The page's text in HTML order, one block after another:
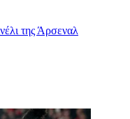
της Άρσεναλ